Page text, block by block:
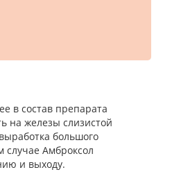
в состав препарата
на железы слизистой
большого
случае Амброксол
и выходу.